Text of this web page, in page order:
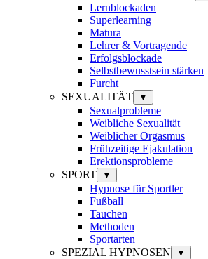
Lernblockaden
Superlearning
Matura
Lehrer & Vortragende
Erfolgsblockade
Selbstbewusstsein stärken
Furcht
SEXUALITÄT
▼
Sexualprobleme
Weibliche Sexualität
Weiblicher Orgasmus
Frühzeitige Ejakulation
Erektionsprobleme
SPORT
▼
Hypnose für Sportler
Fußball
Tauchen
Methoden
Sportarten
SPEZIAL HYPNOSEN
▼